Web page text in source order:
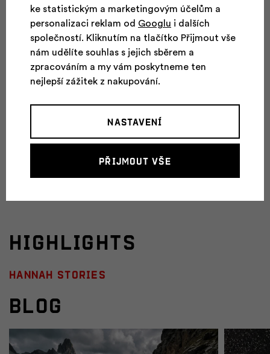
Než se naše produkty dostanou do obchodu, mají
za sebou plnohodnotnou zkušenost na svazích hor,
stoupání po ledovcích, visení na laně, dlouhých
treků, větru na hřebenech, deštivých sestupů
soustavného vývoje a testování na vlastní kůži.
HIGHLIGHTS
Hannah stories
Blog
ke statistickým a marketingovým účelům a
personalizaci reklam od Googlu i dalších
společností. Kliknutím na tlačítko Přijmout vše
nám udělíte souhlas s jejich sběrem a
zpracováním a my vám poskytneme ten
nejlepší zážitek z nakupování.
Nastavení
Přijmout vše